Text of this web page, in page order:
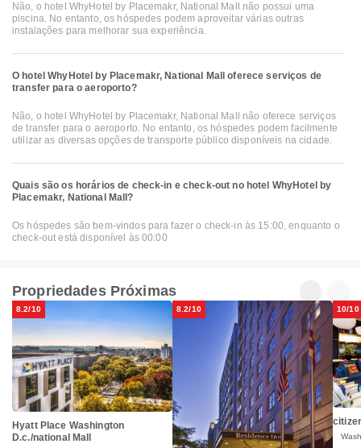
Não, o hotel WhyHotel by Placemakr, National Mall não possui uma
piscina. No entanto, os hóspedes podem aproveitar várias outras
instalações para melhorar sua experiência.
O hotel WhyHotel by Placemakr, National Mall oferece serviços de
transfer para o aeroporto?
Não, o hotel WhyHotel by Placemakr, National Mall não oferece serviços
de transfer para o aeroporto. No entanto, os hóspedes podem facilmente
utilizar as diversas opções de transporte público disponíveis na cidade.
Quais são os horários de check-in e check-out no hotel WhyHotel by
Placemakr, National Mall?
Os hóspedes são bem-vindos para fazer o check-in às 15:00, enquanto o
check-out está disponível às 00:00
Propriedades Próximas
8.2/10
Hyatt Place Washington
D.c./national Mall
8.2/10 10/10